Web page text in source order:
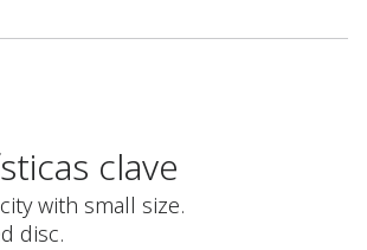
clave
with small size.
disc.